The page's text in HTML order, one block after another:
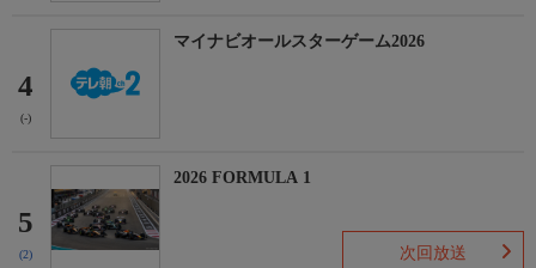
4
(-)
マイナビオールスターゲーム2026
5
(2)
2026 FORMULA 1
次回放送